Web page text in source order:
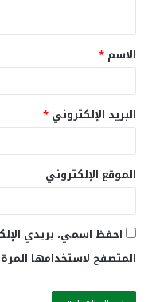
ق
*
الاسم *
البريد الإلكتروني *
الموقع الإلكتروني
احفظ اسمي، بريدي
المتصفح لاستخدامها